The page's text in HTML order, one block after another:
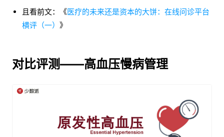
且看前文：《医疗的未来还是资本的大饼：在线问诊平台
横评（一） 》
对比评测——高血压慢病管理